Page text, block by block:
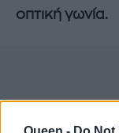
οπτική γωνία.